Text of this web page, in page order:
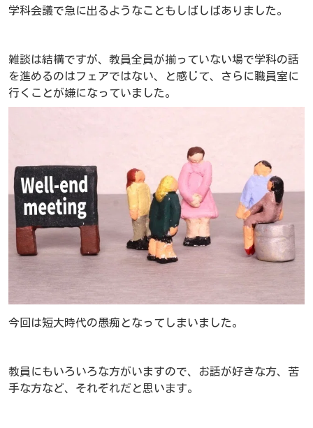
学科会議で急に出るようなこともしばしばありました。
雑談は結構ですが、教員全員が揃っていない場で学科の話
を進めるのはフェアではない、と感じて、さらに職員室に
行くことが嫌になっていました。
今回は短大時代の愚痴となってしまいました。
教員にもいろいろな方がいますので、お話が好きな方、苦
手な方など、それぞれだと思います。